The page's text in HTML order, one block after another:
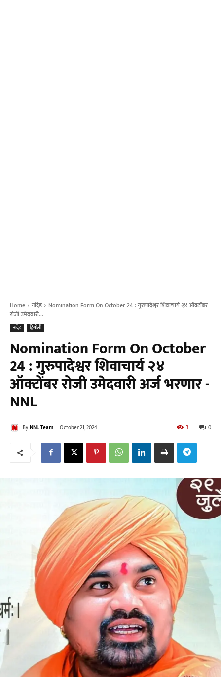
Home नांदेड
Nomination Form On October 24 : गुरुपादेश्वर शिवाचार्य २४ ऑक्टोंबर
रोजी उमेदवारी...
नांदेड हिंगोली
Nomination Form On October
24 : गुरुपादेश्वर शिवाचार्य २४
ऑक्टोंबर रोजी उमेदवारी अर्ज भरणार -
NNL
ByNNL Team October 21, 2024 0
3